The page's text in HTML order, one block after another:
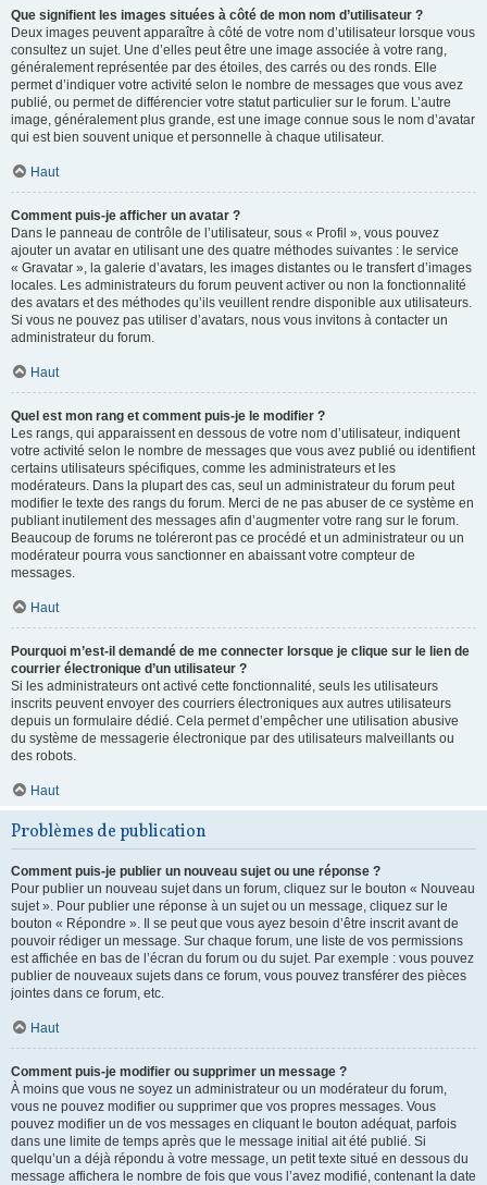
Que signifient les images situées à côté de mon nom d’utilisateur ?
Deux images peuvent apparaître à côté de votre nom d’utilisateur lorsque vous
consultez un sujet. Une d’elles peut être une image associée à votre rang,
généralement représentée par des étoiles, des carrés ou des ronds. Elle
permet d’indiquer votre activité selon le nombre de messages que vous avez
publié, ou permet de différencier votre statut particulier sur le forum. L’autre
image, généralement plus grande, est une image connue sous le nom d’avatar
qui est bien souvent unique et personnelle à chaque utilisateur.
Haut
Comment puis-je afficher un avatar ?
Dans le panneau de contrôle de l’utilisateur, sous « Profil », vous pouvez
ajouter un avatar en utilisant une des quatre méthodes suivantes : le service
« Gravatar », la galerie d’avatars, les images distantes ou le transfert d’images
locales. Les administrateurs du forum peuvent activer ou non la fonctionnalité
des avatars et des méthodes qu’ils veuillent rendre disponible aux utilisateurs.
Si vous ne pouvez pas utiliser d’avatars, nous vous invitons à contacter un
administrateur du forum.
Haut
Quel est mon rang et comment puis-je le modifier ?
Les rangs, qui apparaissent en dessous de votre nom d’utilisateur, indiquent
votre activité selon le nombre de messages que vous avez publié ou identifient
certains utilisateurs spécifiques, comme les administrateurs et les
modérateurs. Dans la plupart des cas, seul un administrateur du forum peut
modifier le texte des rangs du forum. Merci de ne pas abuser de ce système en
publiant inutilement des messages afin d’augmenter votre rang sur le forum.
Beaucoup de forums ne toléreront pas ce procédé et un administrateur ou un
modérateur pourra vous sanctionner en abaissant votre compteur de
messages.
Haut
Pourquoi m’est-il demandé de me connecter lorsque je clique sur le lien de
courrier électronique d’un utilisateur ?
Si les administrateurs ont activé cette fonctionnalité, seuls les utilisateurs
inscrits peuvent envoyer des courriers électroniques aux autres utilisateurs
depuis un formulaire dédié. Cela permet d’empêcher une utilisation abusive
du système de messagerie électronique par des utilisateurs malveillants ou
des robots.
Haut
Problèmes de publication
Comment puis-je publier un nouveau sujet ou une réponse ?
Pour publier un nouveau sujet dans un forum, cliquez sur le bouton « Nouveau
sujet ». Pour publier une réponse à un sujet ou un message, cliquez sur le
bouton « Répondre ». Il se peut que vous ayez besoin d’être inscrit avant de
pouvoir rédiger un message. Sur chaque forum, une liste de vos permissions
est affichée en bas de l’écran du forum ou du sujet. Par exemple : vous pouvez
publier de nouveaux sujets dans ce forum, vous pouvez transférer des pièces
jointes dans ce forum, etc.
Haut
Comment puis-je modifier ou supprimer un message ?
À moins que vous ne soyez un administrateur ou un modérateur du forum,
vous ne pouvez modifier ou supprimer que vos propres messages. Vous
pouvez modifier un de vos messages en cliquant le bouton adéquat, parfois
dans une limite de temps après que le message initial ait été publié. Si
quelqu’un a déjà répondu à votre message, un petit texte situé en dessous du
message affichera le nombre de fois que vous l’avez modifié, contenant la date